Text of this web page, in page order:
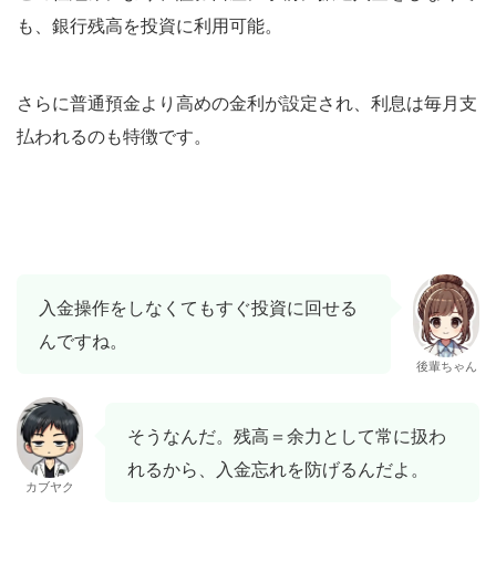
も、銀行残高を投資に利用可能。
さらに普通預金より高めの金利が設定され、利息は毎月支
払われるのも特徴です。
入金操作をしなくてもすぐ投資に回せる
んですね。
後輩ちゃん
カブヤク
そうなんだ。残高＝余力として常に扱わ
れるから、入金忘れを防げるんだよ。